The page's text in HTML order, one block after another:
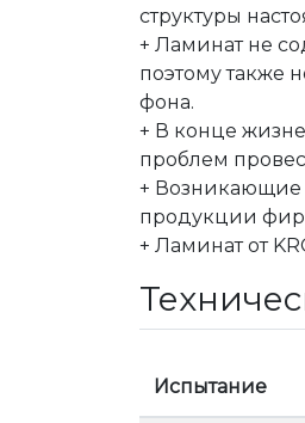
структуры
+ Ламинат не
поэтому также
фона.
+ В конце
проблем
+ Возникающие
продукции
+ Ламинат от
Испытание